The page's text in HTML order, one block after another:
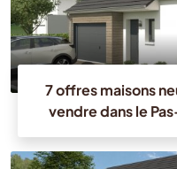
7 offres maisons
vendre dans le